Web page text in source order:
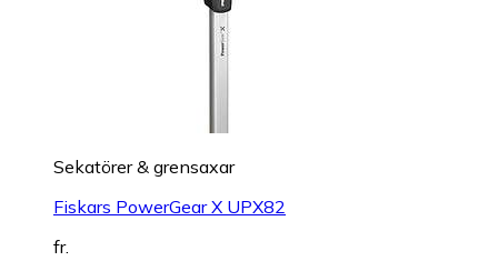
Sekatörer & grensaxar
Fiskars PowerGear X UPX82
fr.